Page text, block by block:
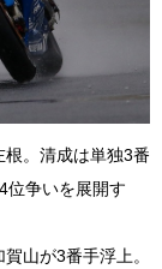
。清成は単独3番
位争いを展開す
山が3番手浮上。